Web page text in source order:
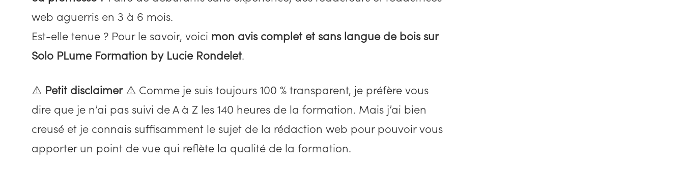
web aguerris en 3 à 6 mois.
Est-elle tenue ? Pour le savoir, voici mon avis complet et sans langue de bois sur
Solo PLume Formation by Lucie Rondelet.
⚠️ Petit disclaimer⚠️ Comme je suis toujours 100 % transparent, je préfère vous
dire que je n’ai pas suivi de A à Z les 140 heures de la formation. Mais j’ai bien
creusé et je connais suffisamment le sujet de la rédaction web pour pouvoir vous
apporter un point de vue qui reflète la qualité de la formation.